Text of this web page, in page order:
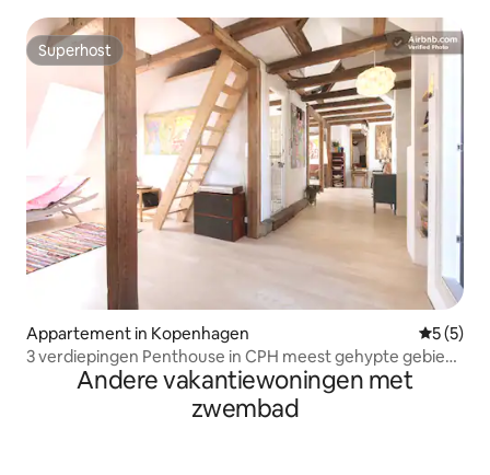
Superhost
Superhost
Appartement in Kopenhagen
5 (5)
3 verdiepingen Penthouse in CPH meest gehypte gebied
(1650 SF)Andere vakantiewoningen met
zwembad